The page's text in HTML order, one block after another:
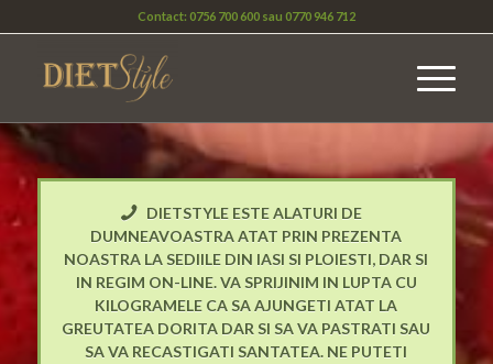
Contact: 0756 700 600sau 0770 946 712
DIETSTYLE ESTE ALATURI DE
DUMNEAVOASTRA ATAT PRIN PREZENTA
NOASTRA LA SEDIILE DIN IASI SI PLOIESTI, DAR SI
IN REGIM ON-LINE. VA SPRIJINIM IN LUPTA CU
KILOGRAMELE CA SA AJUNGETI ATAT LA
GREUTATEA DORITA DAR SI SA VA PASTRATI SAU
SA VA RECASTIGATI SANTATEA. NE PUTETI